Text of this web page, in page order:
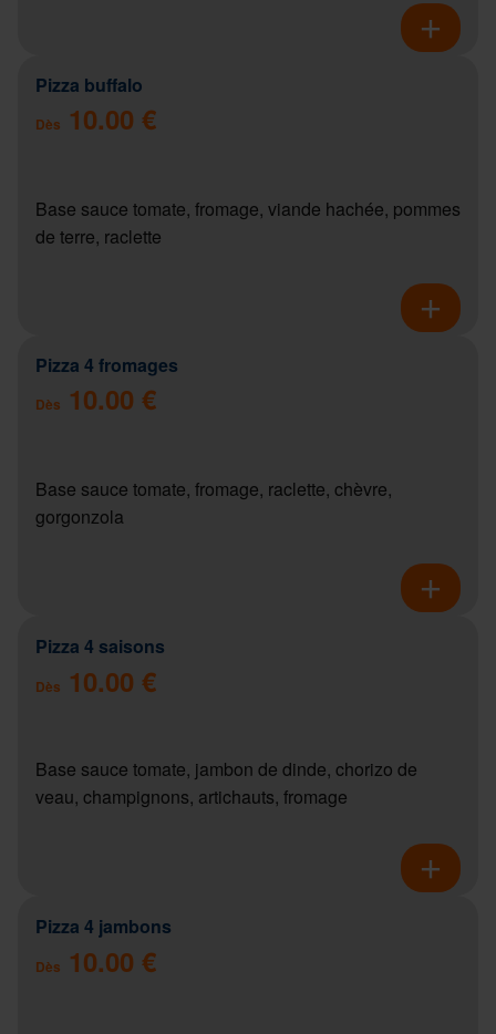
Pizza buffalo
Dès 10.00 €
Base sauce tomate, fromage, viande hachée, pommes
de terre, raclette
Pizza 4 fromages
Dès 10.00 €
Base sauce tomate, fromage, raclette, chèvre,
gorgonzola
Pizza 4 saisons
Dès 10.00 €
Base sauce tomate, jambon de dinde, chorizo de
veau, champignons, artichauts, fromage
Pizza 4 jambons
Dès 10.00 €